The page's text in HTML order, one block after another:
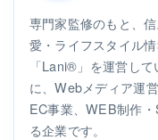
専門家監修のもと、
愛・ライフスタイル
「Lani®」を運営し
に、Webメディア運
EC事業、WEB制作
る企業です。